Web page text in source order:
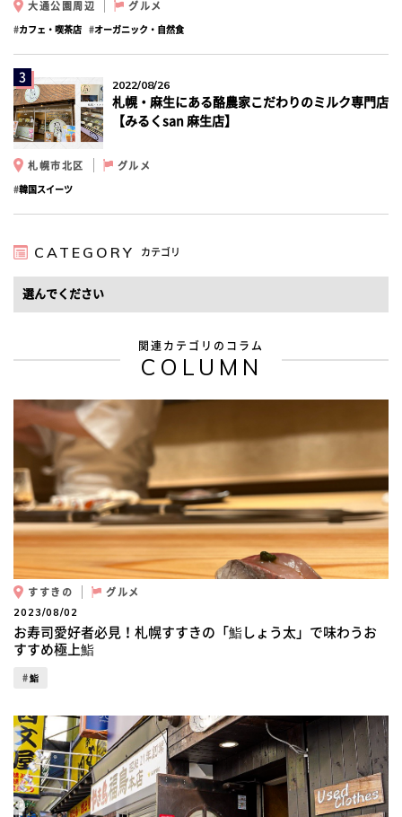
大通公園周辺 グルメ
カフェ・喫茶店 オーガニック・自然食
3
2022/08/26
札幌・麻生にある酪農家こだわりのミルク専門店
【みるくsan 麻生店】
札幌市北区 グルメ
韓国スイーツ
CATEGORY カテゴリ
関連カテゴリのコラム
COLUMN
すすきの グルメ
2023/08/02
お寿司愛好者必見！札幌すすきの「鮨しょう太」で味わうお
すすめ極上鮨
鮨